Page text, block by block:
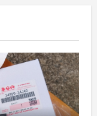
(1)
(2)